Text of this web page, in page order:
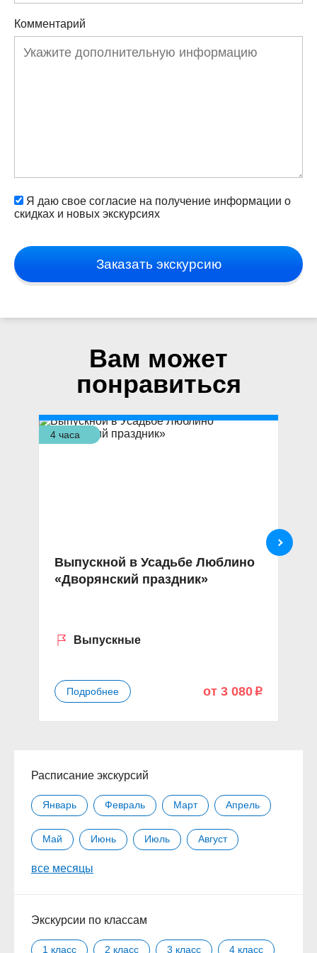
Комментарий
Я даю свое согласие на получение информации о
скидках и новых экскурсиях
Заказать экскурсию
Вам может
понравиться
4 часа
Выпускной в Усадьбе Люблино
«Дворянский праздник»
Выпускные
Подробнее от 3 080 p
Расписание экскурсий
Январь Февраль Март Апрель
Май Июнь Июль Август
Сентябрь
все месяцы
Экскурсии по классам
1 класс 2 класс 3 класс 4 класс